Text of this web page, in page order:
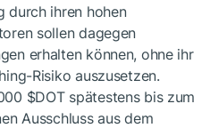
durch ihren hohen
sollen dagegen
erhalten können, ohne ihr
Risiko auszusetzen.
$DOTspätestens bis zum
Ausschluss aus dem